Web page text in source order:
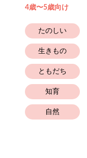
4歳〜5歳向け
たのしい
生きもの
ともだち
知育
自然